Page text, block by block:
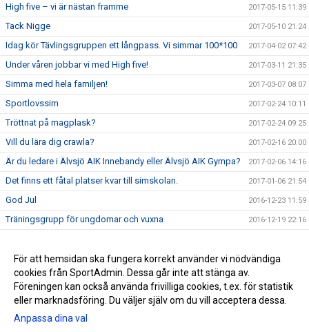
High five – vi är nästan framme 2017-05-15 11:39
Tack Nigge 2017-05-10 21:24
Idag kör Tävlingsgruppen ett långpass. Vi simmar 100*100 2017-04-02 07:42
Under våren jobbar vi med High five! 2017-03-11 21:35
Simma med hela familjen! 2017-03-07 08:07
Sportlovssim 2017-02-24 10:11
Tröttnat på magplask? 2017-02-24 09:25
Vill du lära dig crawla? 2017-02-16 20:00
Är du ledare i Älvsjö AIK Innebandy eller Älvsjö AIK Gympa? 2017-02-06 14:16
Det finns ett fåtal platser kvar till simskolan. 2017-01-06 21:54
God Jul 2016-12-23 11:59
Träningsgrupp för ungdomar och vuxna 2016-12-19 22:16
Extra allt tar jullov 2016-12-14 09:39
Ny hemsida 2016-11-25 18:20
För att hemsidan ska fungera korrekt använder vi nödvändiga
cookies från SportAdmin. Dessa går inte att stänga av.
Föreningen kan också använda frivilliga cookies, t.ex. för statistik
eller marknadsföring. Du väljer själv om du vill acceptera dessa.
Anpassa dina val